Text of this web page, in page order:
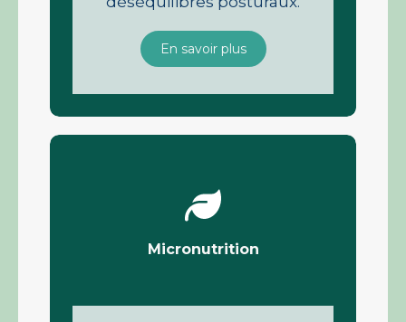
En savoir plus
Micronutrition